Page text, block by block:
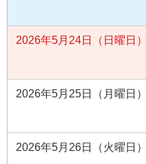
2026年5月24日（日曜日）
2026年5月25日（月曜日）
2026年5月26日（火曜日）